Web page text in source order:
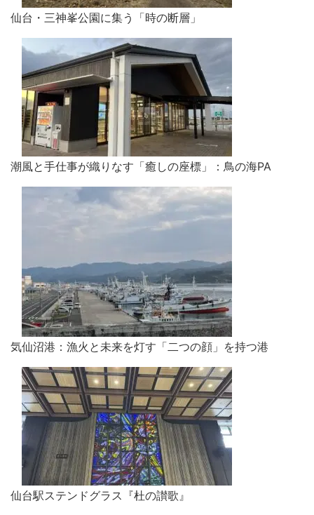
仙台・三神峯公園に集う「時の断層」
潮風と手仕事が織りなす「癒しの座標」：鳥の海PA
気仙沼港：漁火と未来を灯す「二つの顔」を持つ港
仙台駅ステンドグラス『杜の讃歌』